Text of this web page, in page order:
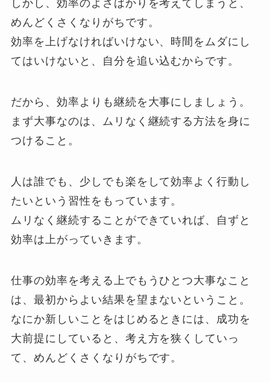
しかし、効率のよさばかりを考えてしまうと、
めんどくさくなりがちです。
効率を上げなければいけない、時間をムダにし
てはいけないと、自分を追い込むからです。
だから、効率よりも継続を大事にしましょう。
まず大事なのは、ムリなく継続する方法を身に
つけること。
人は誰でも、少しでも楽をして効率よく行動し
たいという習性をもっています。
ムリなく継続することができていれば、自ずと
効率は上がっていきます。
仕事の効率を考える上でもうひとつ大事なこと
は、最初からよい結果を望まないということ。
なにか新しいことをはじめるときには、成功を
大前提にしていると、考え方を狭くしていっ
て、めんどくさくなりがちです。